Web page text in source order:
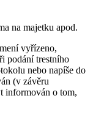
na majetku apod.
vyřízeno,
podání trestního
nebo napíše do
(v závěru
informován o tom,